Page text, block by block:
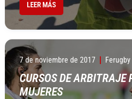
LEER MÁS
7 de noviembre de 2017 Ferugby
CURSOS DE ARBITRAJE
MUJERES